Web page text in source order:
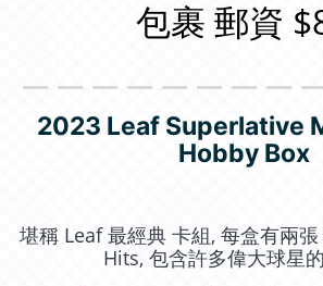
包裹 郵資
2023 Leaf Superlative
Hobby Box
堪稱 Leaf 最經典 卡組, 每盒有兩
Hits, 包含許多偉大球星